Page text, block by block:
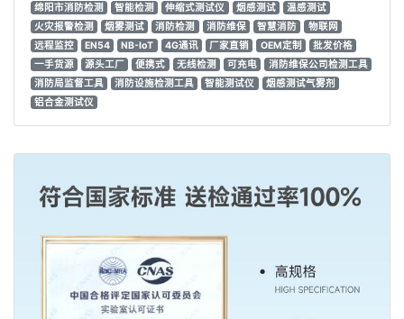
绵阳市消防检测
智能检测 伸缩式测试仪 烟感测试
温感测试
火灾报警检测
烟雾测试 消防检测 消防维保 智慧消防
物联网
远程监控
EN54 NB-IoT 4G通讯 厂家直销 OEM定制
批发价格
一手货源
源头工厂 便携式 无线检测 可充电
消防维保公司检测工具
消防局监督工具
消防设施检测工具 智能测试仪
烟感测试气雾剂
铝合金测试仪